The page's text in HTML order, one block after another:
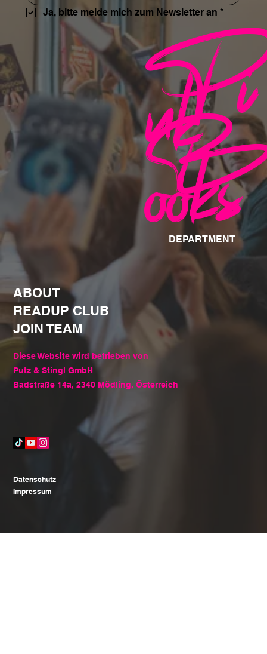
Pi
nk
B
ooks
DEPARTMENT
Ja, bitte melde mich zum Newsletter an *
ABOUT
READUP CLUB
JOIN TEAM
Diese Website wird betrieben von
Putz & Stingl GmbH
Badstraße 14a, 2340 Mödling, Österreich
Datenschutz
Impressum